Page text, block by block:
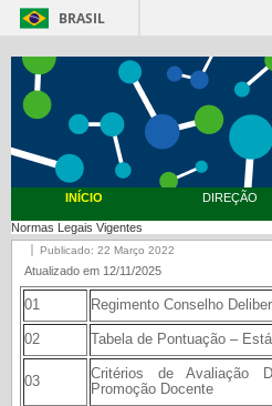
BRASIL
INÍCIO DIREÇÃO
Normas Legais Vigentes
Publicado: 22 Março 2022
Atualizado em 12/11/2025
01 Regimento Conselho
02 Tabela de Pontuação –
03
Critérios de Avaliação
Promoção Docente